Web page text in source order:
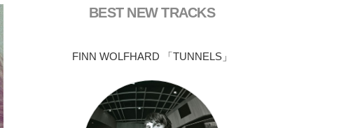
BEST NEW TRACKS
FINN WOLFHARD 「TUNNELS」